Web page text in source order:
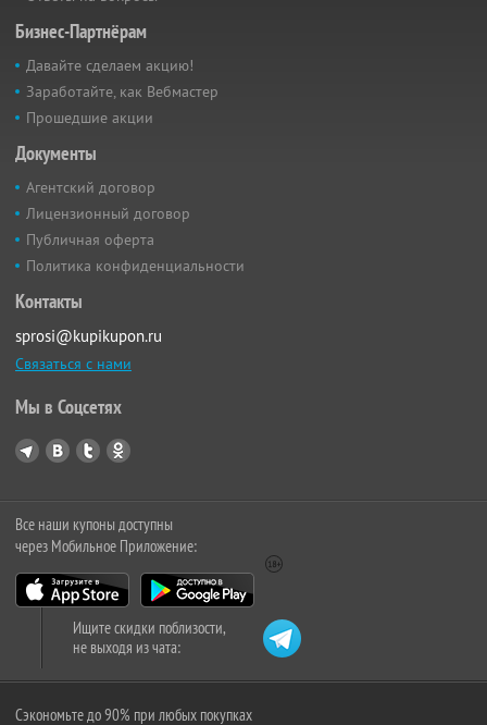
Бизнес-Партнёрам
Давайте сделаем акцию!
Заработайте, как Вебмастер
Прошедшие акции
Документы
Агентский договор
Лицензионный договор
Публичная оферта
Политика конфиденциальности
Контакты
sprosi@kupikupon.ru
Связаться с нами
Мы в Соцсетях
Все наши купоны доступны
через Мобильное Приложение:
Ищите скидки поблизости,
не выходя из чата:
Сэкономьте до 90% при любых покупках